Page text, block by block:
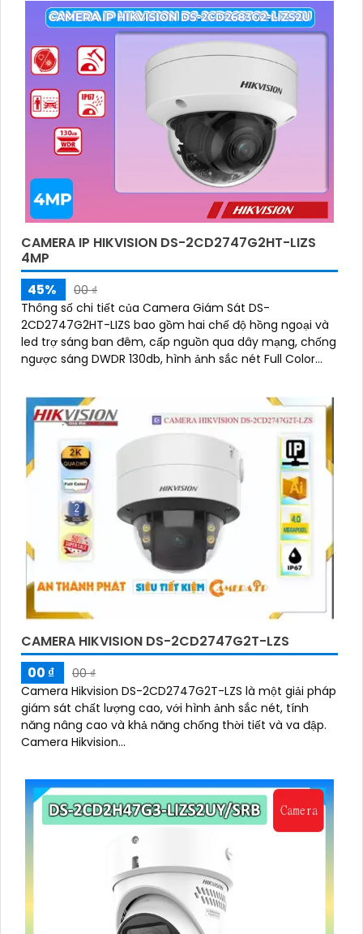
CAMERA IP HIKVISION DS-2CD2747G2HT-LIZS
4MP
45%
00 ₫
Thông số chi tiết của Camera Giám Sát DS-
2CD2747G2HT-LIZS bao gồm hai chế độ hồng ngoại và
led trợ sáng ban đêm, cấp nguồn qua dây mạng, chống
ngược sáng DWDR 130db, hình ảnh sắc nét Full Color
được trang bị chức năng AI cao cấp, chống ngược sáng
DWDR 130db
CAMERA HIKVISION DS-2CD2747G2T-LZS
00 ₫
00 ₫
Camera Hikvision DS-2CD2747G2T-LZS là một giải pháp
giám sát chất lượng cao, với hình ảnh sắc nét, tính
năng nâng cao và khả năng chống thời tiết và va đập.
Camera Hikvision...